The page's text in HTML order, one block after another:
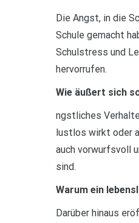
Die Angst, in die
Schule gemacht
Schulstress und
hervorrufen.
Wie äußert sich
ngstliches
lustlos wirkt oder
auch vorwurfsvoll
sind.
Warum ein
Darüber hinaus